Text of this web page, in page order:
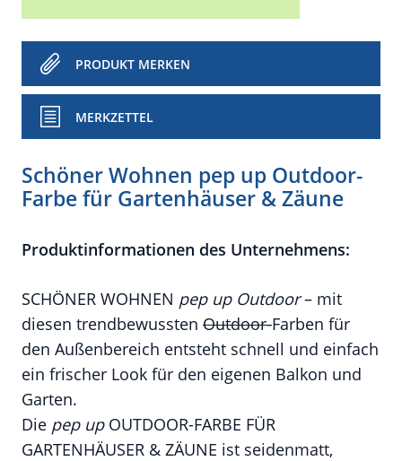
PRODUKT MERKEN
MERKZETTEL
Schöner Wohnen pep up Outdoor-
Farbe für Gartenhäuser & Zäune
Produktinformationen des Unternehmens:
SCHÖNER WOHNEN pep up Outdoor– mit
diesen trendbewussten Outdoor-Farben für
den Außenbereich entsteht schnell und einfach
ein frischer Look für den eigenen Balkon und
Garten.
Die pep upOUTDOOR-FARBE FÜR
GARTENHÄUSER & ZÄUNE ist seidenmatt,